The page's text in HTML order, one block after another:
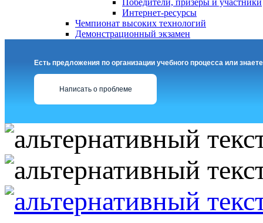
Победители, призеры и участники
Интернет-ресурсы
Чемпионат высоких технологий
Демонстрационный экзамен
Есть предложения по организации учебного процесса или
Написать о проблеме